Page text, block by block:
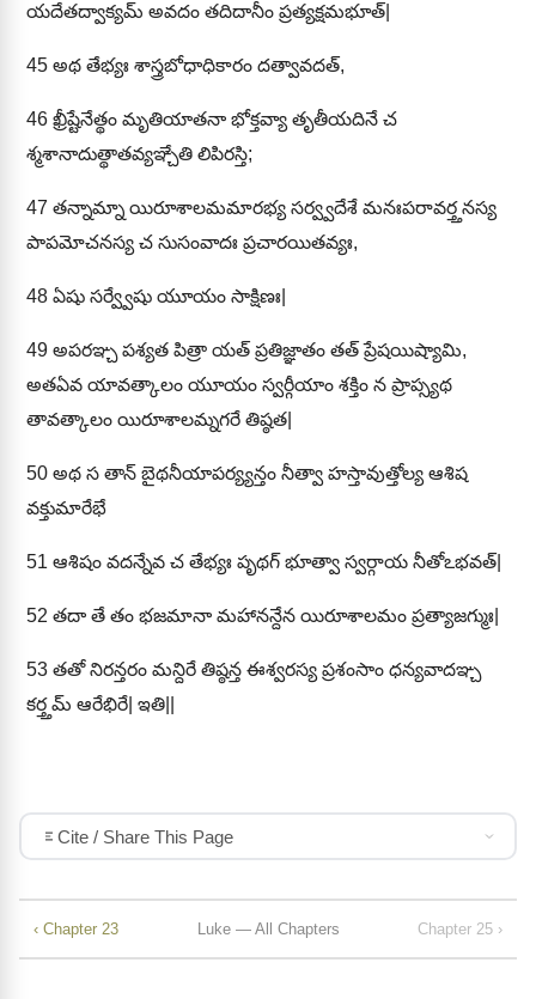
యదేతద్వాక్యమ్ అవదం తదిదానీం ప్రత్యక్షమభూత్|
45 అథ తేభ్యః శాస్త్రబోధాధికారం దత్వావదత్,
46 ఖ్రీష్టేనేత్థం మృతియాతనా భోక్తవ్యా తృతీయదినే చ
శ్మశానాదుత్థాతవ్యఞ్చేతి లిపిరస్తి;
47 తన్నామ్నా యిరూశాలమమారభ్య సర్వ్వదేశే మనఃపరావర్త్తనస్య
పాపమోచనస్య చ సుసంవాదః ప్రచారయితవ్యః,
48 ఏషు సర్వ్వేషు యూయం సాక్షిణః|
49 అపరఞ్చ పశ్యత పిత్రా యత్ ప్రతిజ్ఞాతం తత్ ప్రేషయిష్యామి,
అతఏవ యావత్కాలం యూయం స్వర్గీయాం శక్తిం న ప్రాప్స్యథ
తావత్కాలం యిరూశాలమ్నగరే తిష్ఠత|
50 అథ స తాన్ బైథనీయాపర్య్యన్తం నీత్వా హస్తావుత్తోల్య ఆశిష
వక్తుమారేభే
51 ఆశిషం వదన్నేవ చ తేభ్యః పృథగ్ భూత్వా స్వర్గాయ నీతోఽభవత్|
52 తదా తే తం భజమానా మహానన్దేన యిరూశాలమం ప్రత్యాజగ్ముః|
53 తతో నిరన్తరం మన్దిరే తిష్ఠన్త ఈశ్వరస్య ప్రశంసాం ధన్యవాదఞ్చ
కర్త్తమ్ ఆరేభిరే| ఇతి||
Cite / Share This Page
‹ Chapter 23 Luke — All Chapters Chapter 25 ›